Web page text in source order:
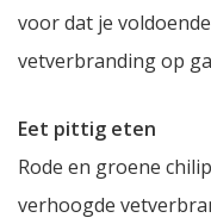
voor dat je
vetverbranding op
Eet pittig eten
Rode en groene
verhoogde